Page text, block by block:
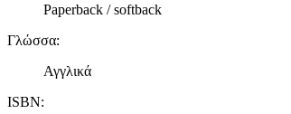
Paperback / softback
Γλώσσα:
Αγγλικά
ISBN: